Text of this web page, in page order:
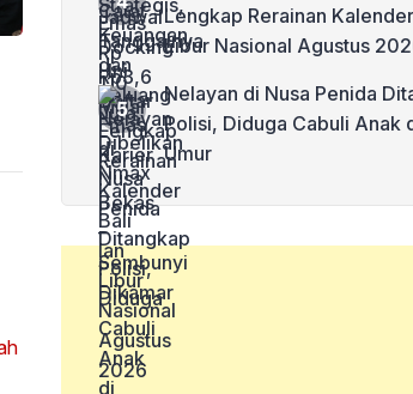
Lengkap Rerainan
Libur Nasional Agustus
Nelayan di Nusa Penida
Polisi, Diduga Cabuli Anak
Umur